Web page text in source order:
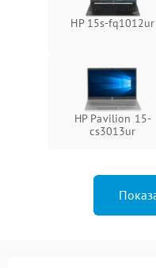
HP 15s-fq1012ur
HP Pavilion 15-
cs3013ur